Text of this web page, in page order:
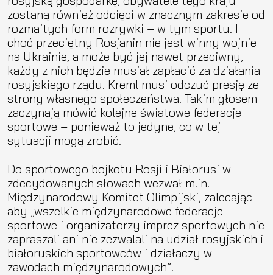
zostaną również odcięci w znacznym zakresie od
rozmaitych form rozrywki – w tym sportu. I
choć przeciętny Rosjanin nie jest winny wojnie
na Ukrainie, a może być jej nawet przeciwny,
każdy z nich będzie musiał zapłacić za działania
rosyjskiego rządu. Kreml musi odczuć presję ze
strony własnego społeczeństwa. Takim głosem
zaczynają mówić kolejne światowe federacje
sportowe – ponieważ to jedyne, co w tej
sytuacji mogą zrobić.
Do sportowego bojkotu Rosji i Białorusi w
zdecydowanych słowach wezwał m.in.
Międzynarodowy Komitet Olimpijski, zalecając
aby „wszelkie międzynarodowe federacje
sportowe i organizatorzy imprez sportowych nie
zapraszali ani nie zezwalali na udział rosyjskich i
białoruskich sportowców i działaczy w
zawodach międzynarodowych”.